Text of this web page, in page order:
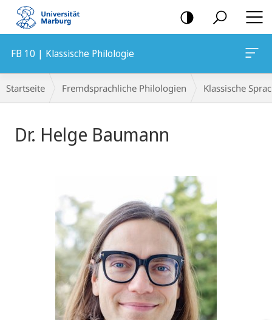
Mobile-
Navigation
FB 10 | Klassische Philologie
Breadcrumb-
Navigation
Startseite Fremdsprachliche Philologien Klassische
Dr. Helge Baumann